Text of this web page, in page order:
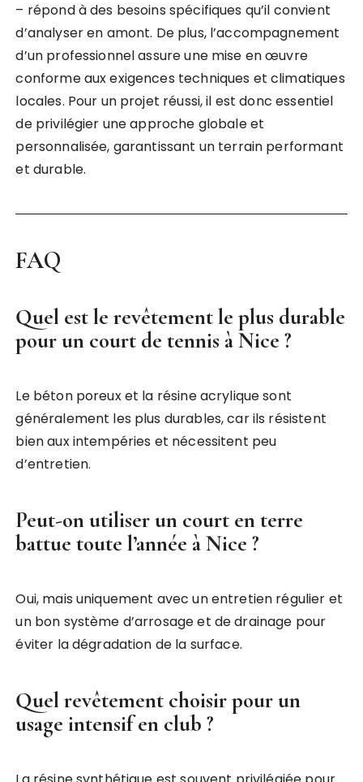
– répond à des besoins spécifiques qu’il convient
d’analyser en amont. De plus, l’accompagnement
d’un professionnel assure une mise en œuvre
conforme aux exigences techniques et climatiques
locales. Pour un projet réussi, il est donc essentiel
de privilégier une approche globale et
personnalisée, garantissant un terrain performant
et durable.
FAQ
Quel est le revêtement le plus durable
pour un court de tennis à Nice ?
Le béton poreux et la résine acrylique sont
généralement les plus durables, car ils résistent
bien aux intempéries et nécessitent peu
d’entretien.
Peut-on utiliser un court en terre
battue toute l’année à Nice ?
Oui, mais uniquement avec un entretien régulier et
un bon système d’arrosage et de drainage pour
éviter la dégradation de la surface.
Quel revêtement choisir pour un
usage intensif en club ?